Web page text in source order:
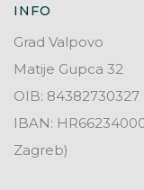
INFO
Grad Valpovo
Matije Gupca 32
OIB: 84382730327
IBAN:
Zagreb)